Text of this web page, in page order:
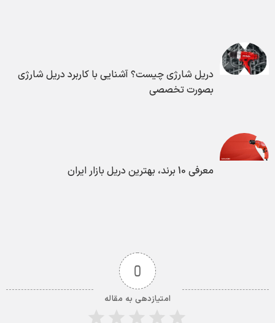
دریل شارژی چیست؟ آشنایی با کاربرد دریل شارژی
بصورت تخصصی
معرفی 10 برند، بهترین دریل بازار ایران
0
امتیازدهی به مقاله